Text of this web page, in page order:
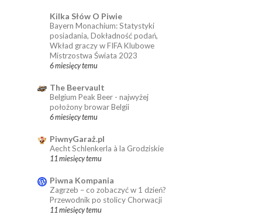
Kilka Słów O Piwie
Bayern Monachium: Statystyki
posiadania, Dokładność podań,
Wkład graczy w FIFA Klubowe
Mistrzostwa Świata 2023
6 miesięcy temu
The Beervault
Belgium Peak Beer - najwyżej
położony browar Belgii
6 miesięcy temu
PiwnyGaraż.pl
Aecht Schlenkerla à la Grodziskie
11 miesięcy temu
Piwna Kompania
Zagrzeb – co zobaczyć w 1 dzień?
Przewodnik po stolicy Chorwacji
11 miesięcy temu